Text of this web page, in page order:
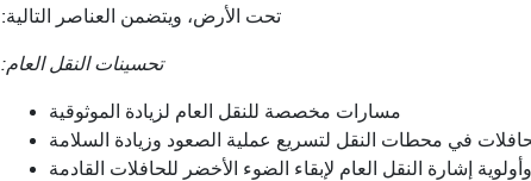
تحت الأرض، ويتضمن العناصر التالية:
تحسينات النقل العام:
مسارات مخصصة للنقل العام لزيادة الموثوقية
في محطات النقل لتسريع عملية الصعود وزيادة السلامة
إشارة النقل العام لإبقاء الضوء الأخضر للحافلات القادمة